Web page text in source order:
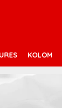
KOLOM